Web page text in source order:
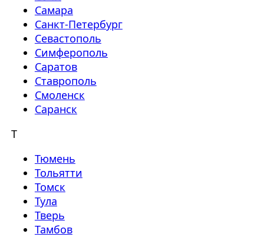
Самара
Санкт-Петербург
Севастополь
Симферополь
Саратов
Ставрополь
Смоленск
Саранск
Т
Тюмень
Тольятти
Томск
Тула
Тверь
Тамбов